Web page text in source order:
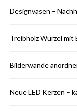
Designvasen –
Treibholz Wurzel mit
Bilderwände
Neue LED Kerzen –